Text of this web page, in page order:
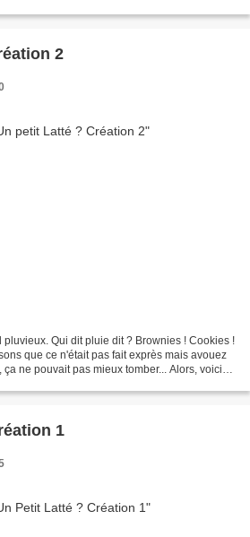
2
Qui dit pluie dit ? Brownies ! Cookies !
que ce n'était pas fait exprès mais avouez
ne pouvait pas mieux tomber... Alors, voici
1